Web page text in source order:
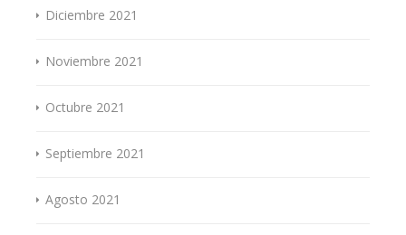
Diciembre 2021
Noviembre 2021
Octubre 2021
Septiembre 2021
Agosto 2021